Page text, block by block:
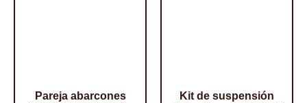
Pareja abarcones
Kit de suspensión